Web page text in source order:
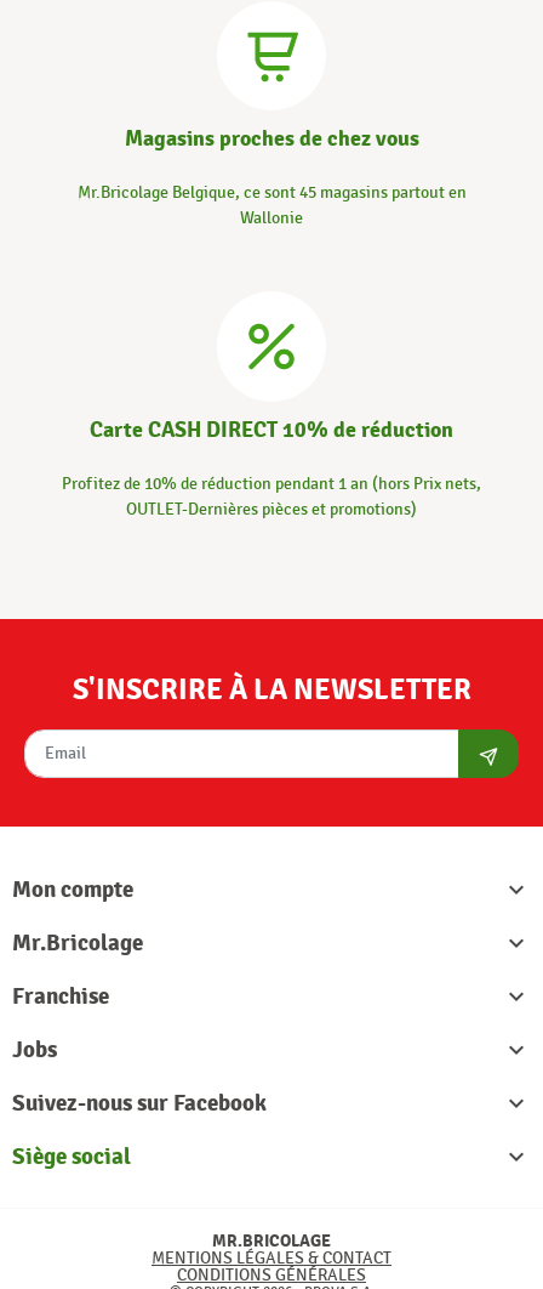
Magasins proches de chez vous
Mr.Bricolage Belgique, ce sont 45 magasins partout en
Wallonie
Carte CASH DIRECT 10% de réduction
Profitez de 10% de réduction pendant 1 an (hors Prix nets,
OUTLET-Dernières pièces et promotions)
S'INSCRIRE À LA NEWSLETTER
Mon compte

Mr.Bricolage

Franchise

Jobs

Suivez-nous sur Facebook

Siège social

MR.BRICOLAGE
MENTIONS LÉGALES & CONTACT
CONDITIONS GÉNÉRALES